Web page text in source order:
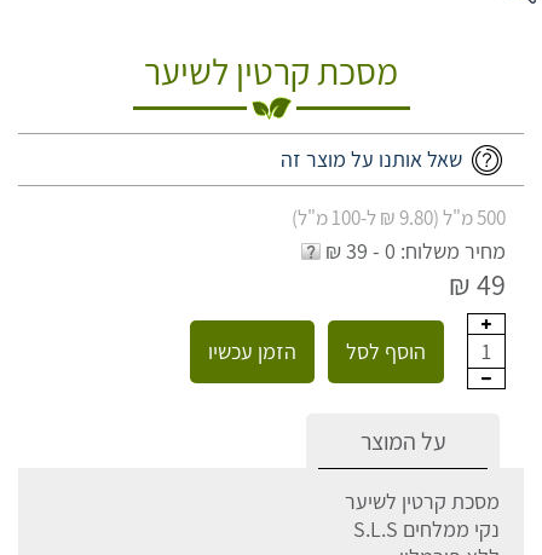
מסכת קרטין לשיער
שאל אותנו על מוצר זה
500 מ"ל (9.80 ₪ ל-100 מ"ל)
מחיר משלוח: 0 - 39 ₪
49 ₪
1 הוסף לסל הזמן עכשיו
על המוצר
מסכת קרטין לשיער
נקי ממלחים S.L.S